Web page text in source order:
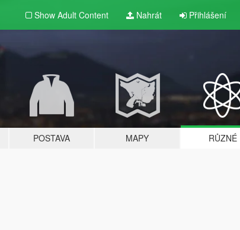
Show Adult Content Nahrát Přihlášení
POSTAVA MAPY RŮZNÉ